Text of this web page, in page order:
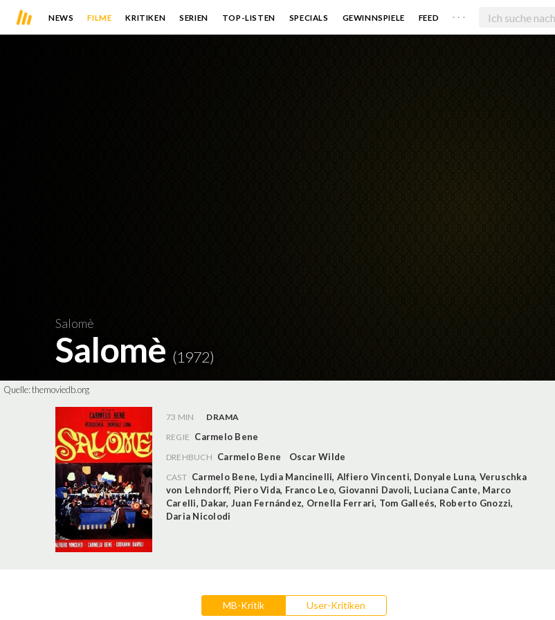
NEWS FILME KRITIKEN SERIEN TOP-LISTEN SPECIALS GEWINNSPIELE FEED . . .
Salomè
Salomè (1972)
Quelle:themoviedb.org
73 MIN
DRAMA
REGIE Carmelo Bene
DREHBUCH Carmelo Bene Oscar Wilde
CAST Carmelo Bene, Lydia Mancinelli, Alfiero Vincenti, Donyale Luna, Veruschka
von Lehndorff, Piero Vida, Franco Leo, Giovanni Davoli, Luciana Cante, Marco
Carelli, Dakar, Juan Fernández, Ornella Ferrari, Tom Galleés, Roberto Gnozzi,
Daria Nicolodi
MB-Kritik User-Kritiken